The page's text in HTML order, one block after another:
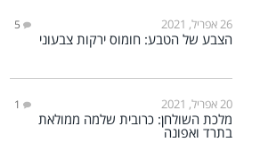
26 אפריל, 2021 5
הצבע של הטבע: חומוס ירקות צבעוני
20 אפריל, 2021 1
מלכת השולחן: כרובית שלמה ממולאת
בתרד ואפונה